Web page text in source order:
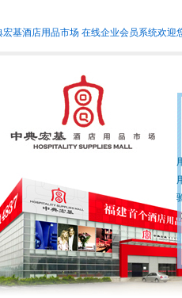
宏基酒店用品市场 在线企业会员系统欢